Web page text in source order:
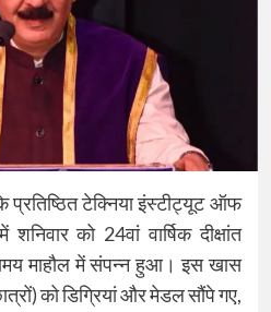
प्रतिष्ठित टेक्निया इंस्टीट्यूट ऑफ
को 24वां वार्षिक दीक्षांत
माहौल में संपन्न हुआ। इस खास
को डिग्रियां और मेडल सौंपे गए,